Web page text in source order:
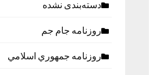
دسته‌بندی نشده
روزنامه جام جم
روزنامه جمهوري اسلامي